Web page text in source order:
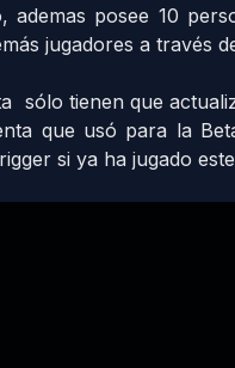
ademas posee 10
jugadores a través
sólo tienen que
que usó para la
si ya ha jugado